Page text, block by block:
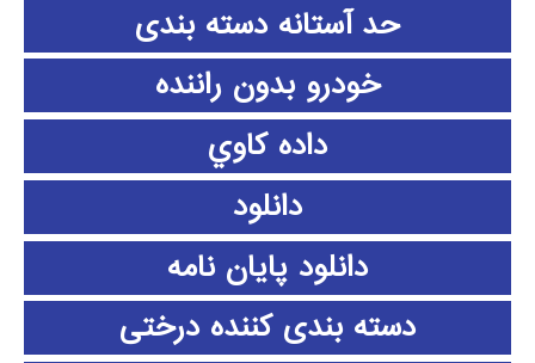
حد آستانه دسته بندی
خودرو بدون راننده
داده كاوي
دانلود
دانلود پايان نامه
دسته بندی کننده درختی